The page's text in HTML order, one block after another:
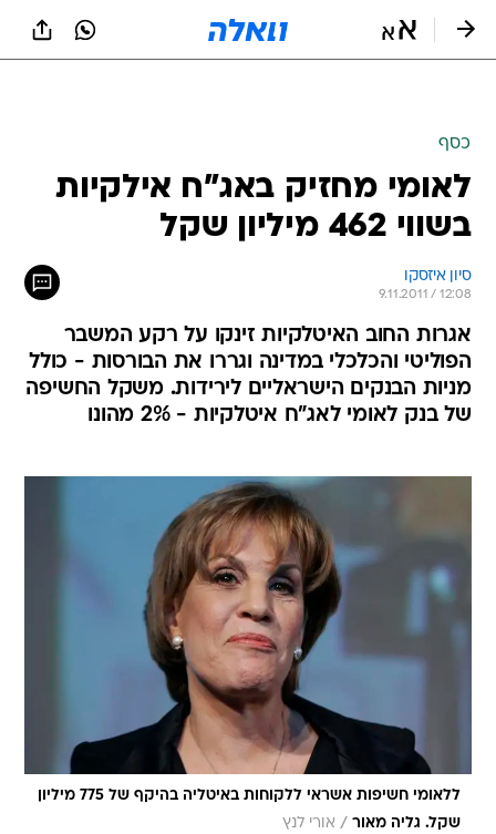
כסף
לאומי מחזיק באג"ח אילקיות
בשווי 462 מיליון שקל
סיון איזסקו
9.11.2011 / 12:08
אגרות החוב האיטלקיות זינקו על רקע המשבר
הפוליטי והכלכלי במדינה וגררו את הבורסות - כולל
מניות הבנקים הישראליים לירידות. משקל החשיפה
של בנק לאומי לאג"ח איטלקיות - 2% מהונו
ללאומי חשיפות אשראי ללקוחות באיטליה בהיקף של 775 מיליון
שקל. גליה מאור / אורי לנץ